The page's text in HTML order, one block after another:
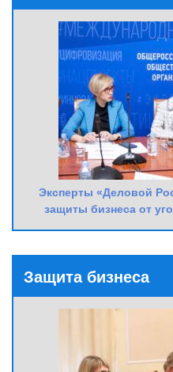
Эксперты «Деловой
защиты бизнеса от
Защита бизнеса